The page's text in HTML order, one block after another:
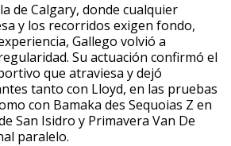
de Calgary, donde cualquier
y los recorridos exigen fondo,
Gallego volvió a
Su actuación confirmó el
que atraviesa y dejó
tanto con Lloyd, en las pruebas
con Bamaka des Sequoias Z en
San Isidro y Primavera Van De
paralelo.